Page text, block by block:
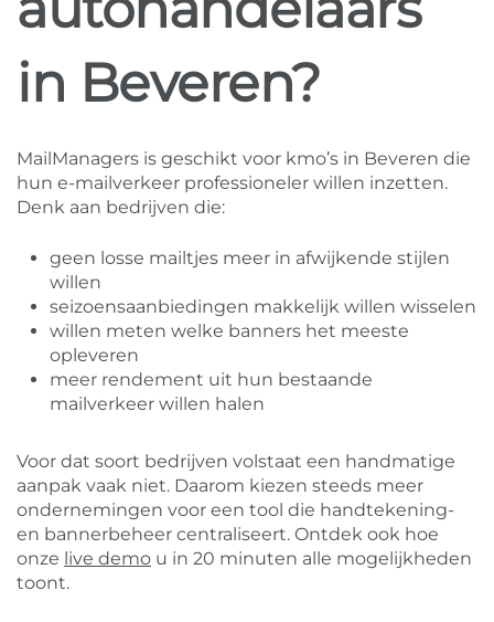
in Beveren?
MailManagers is geschikt voor kmo’s in Beveren die
hun e-mailverkeer professioneler willen inzetten.
Denk aan bedrijven die:
geen losse mailtjes meer in afwijkende stijlen
willen
seizoensaanbiedingen makkelijk willen wisselen
willen meten welke banners het meeste
opleveren
meer rendement uit hun bestaande
mailverkeer willen halen
Voor dat soort bedrijven volstaat een handmatige
aanpak vaak niet. Daarom kiezen steeds meer
ondernemingen voor een tool die handtekening-
en bannerbeheer centraliseert. Ontdek ook hoe
onze live demo u in 20 minuten alle mogelijkheden
toont.